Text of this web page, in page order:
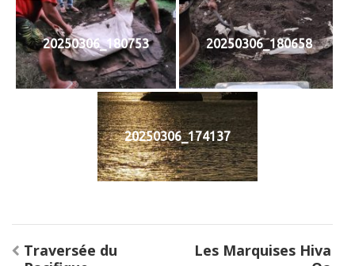
20250306_180753 20250306_180658
20250306_174137
Navigation
Traversée du
Les Marquises Hiva